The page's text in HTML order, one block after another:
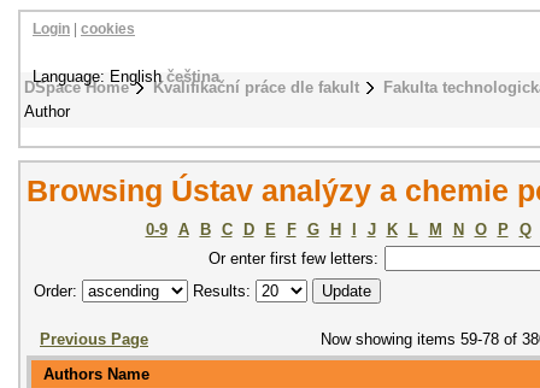
DSpace Home Kvalifikační práce dle fakult
Fakulta
Author
Login cookies
Language: Englishčeština
Browsing Ústav analýzy a chemie
0-9 A B C D E F G H J K L M N O P
Q
Or enter first few letters:
Order:
Results:
Previous Page
Now showing items 59-78 of
Authors Name